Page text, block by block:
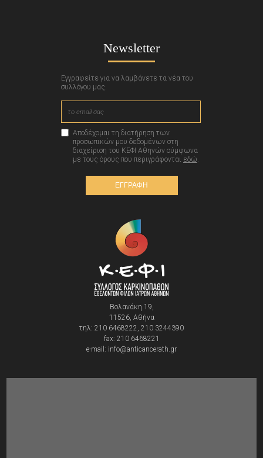
Newsletter
Εγγραφείτε για να λαμβάνετε τα νέα του
συλλόγου μας.
Αποδέχομαι τη διατήρηση των
προσωπικών μου δεδομένων στη
διαχείριση του ΚΕΦΙ Αθηνών σύμφωνα
με τους όρους που περιγράφονται εδώ.
ΕΓΓΡΑΦΗ
Βολανάκη 19,
11526, Αθήνα
τηλ: 210 6468222, 210 3244390
fax: 210 6468221
e-mail: info@anticancerath.gr